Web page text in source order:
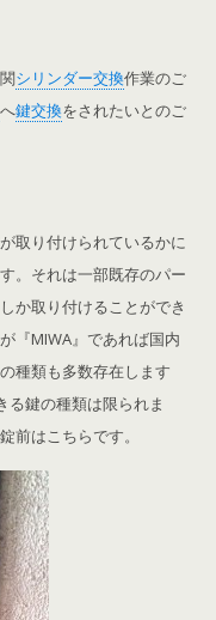
シリンダー交換作業のご
へ鍵交換をされたいとのご
取り付けられているかに
。それは一部既存のパー
か取り付けることができ
『MIWA』であれば国内
種類も多数存在します
る鍵の種類は限られま
前はこちらです。